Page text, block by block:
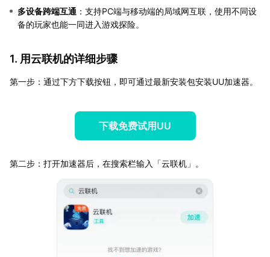
多设备跨端互通 ：支持PC端与移动端的局域网互联，使用不同设
备的玩家也能一同进入游戏探险。
1. 用云联机的详细步骤
第一步：通过下方下载按钮，即可通过最新安装包安装UU加速器。
下载免费试用UU
第二步：打开加速器后，在搜索栏输入「云联机」。